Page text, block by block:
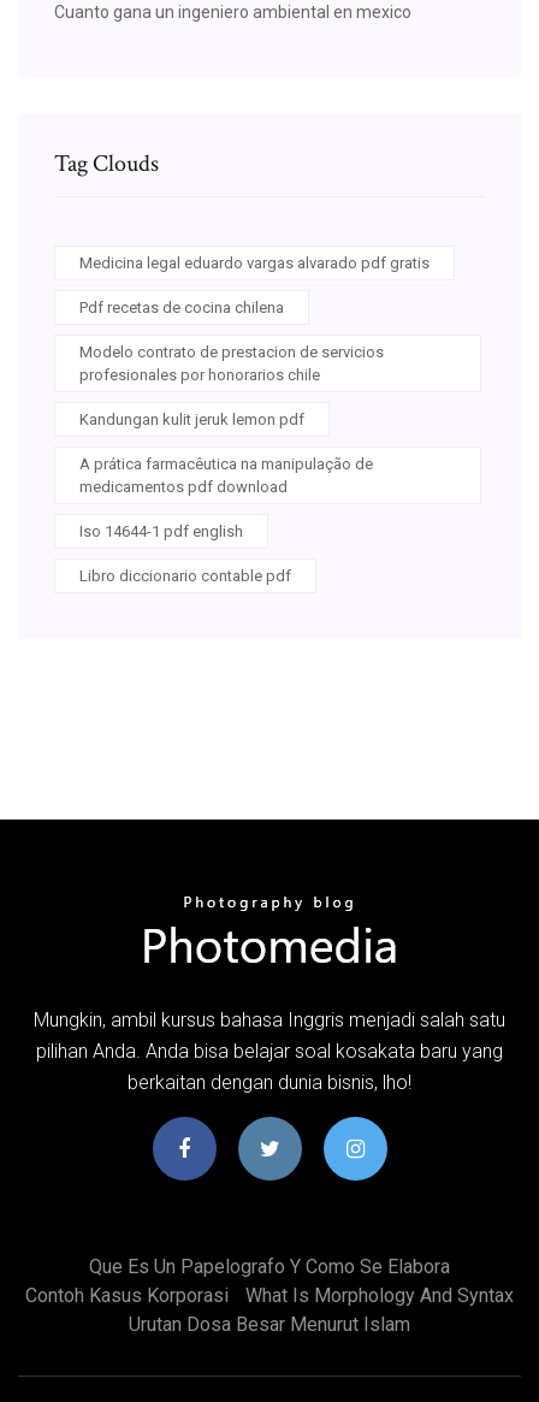
Cuanto gana un ingeniero ambiental en mexico
Tag Clouds
Medicina legal eduardo vargas alvarado pdf gratis
Pdf recetas de cocina chilena
Modelo contrato de prestacion de servicios
profesionales por honorarios chile
Kandungan kulit jeruk lemon pdf
A prática farmacêutica na manipulação de
medicamentos pdf download
Iso 14644-1 pdf english
Libro diccionario contable pdf
Mungkin, ambil kursus bahasa Inggris menjadi salah satu
pilihan Anda. Anda bisa belajar soal kosakata baru yang
berkaitan dengan dunia bisnis, lho!
Que Es Un Papelografo Y Como Se Elabora
Contoh Kasus Korporasi
What Is Morphology And Syntax
Urutan Dosa Besar Menurut Islam